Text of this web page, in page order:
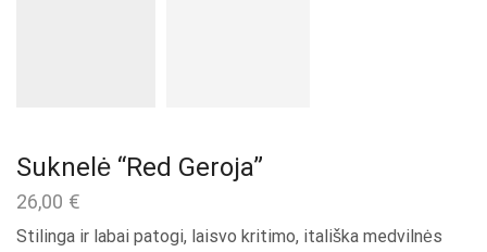
Suknelė “Red Geroja”
26,00 €
Stilinga ir labai patogi, laisvo kritimo, itališka medvilnės